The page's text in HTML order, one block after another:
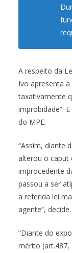
A respeito da
Ivo apresenta a
taxativamente
improbidade”.
do MPE.
“Assim, diante
alterou o caput
improcedente
passou a ser
a referida lei
agente”, decide.
“Diante do
mérito (art.487,